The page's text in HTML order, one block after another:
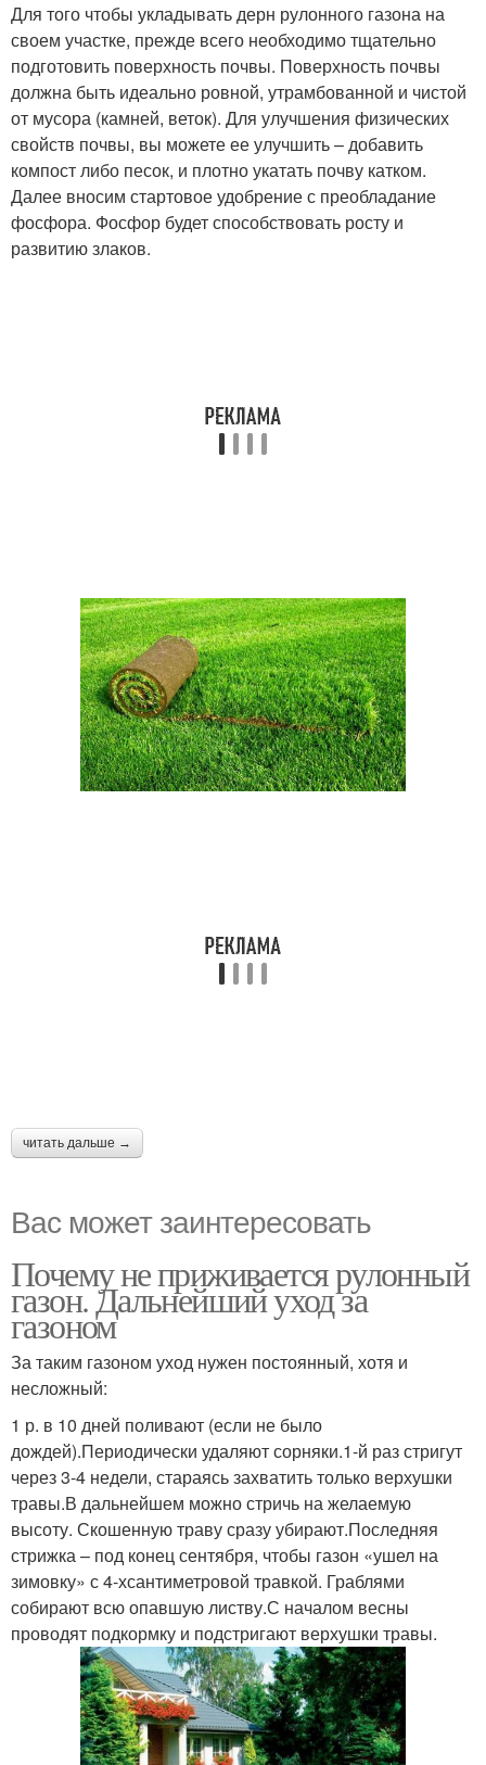
Для того чтобы укладывать дерн рулонного газона на
своем участке, прежде всего необходимо тщательно
подготовить поверхность почвы. Поверхность почвы
должна быть идеально ровной, утрамбованной и чистой
от мусора (камней, веток). Для улучшения физических
свойств почвы, вы можете ее улучшить – добавить
компост либо песок, и плотно укатать почву катком.
Далее вносим стартовое удобрение с преобладание
фосфора. Фосфор будет способствовать росту и
развитию злаков.
читать дальше →
Вас может заинтересовать
Почему не приживается рулонный
газон. Дальнейший уход за
газоном
За таким газоном уход нужен постоянный, хотя и
несложный:
1 р. в 10 дней поливают (если не было
дождей).Периодически удаляют сорняки.1-й раз стригут
через 3-4 недели, стараясь захватить только верхушки
травы.В дальнейшем можно стричь на желаемую
высоту. Скошенную траву сразу убирают.Последняя
стрижка – под конец сентября, чтобы газон «ушел на
зимовку» с 4-хсантиметровой травкой. Граблями
собирают всю опавшую листву.С началом весны
проводят подкормку и подстригают верхушки травы.